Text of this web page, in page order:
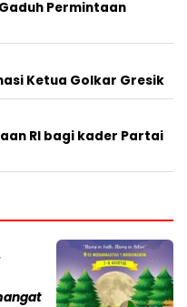
Permintaan
Ketua Golkar Gresik
RI bagi kader Partai